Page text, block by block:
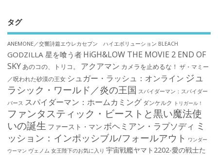
タグ
ANEMONE／交響詩篇エウレカセブン ハイエボリューション BLEACH
GODZILLA 星を喰う者 HiGH&LOW THE MOVIE 2 END OF
SKYあのコの、トリコ。 アクアマン カメラを止めるな！ ザ・マミー
／呪われた砂漠の王女 シュガー・ラッシュ：オンライン ジュ
ラシック・ワールド／炎の王国 スパイダーマン：スパイダー
バース スパイダーマン：ホームカミング ダンケルク トリガール！
ファンタスティック・ビーストと黒い魔法使
いの誕生 ファースト・マン ボヘミアン・ラプソディ ミ
ッション：インポッシブル/フォールアウト ワンダー
ウーマン ヴェノム 女王陛下のお気に入り 宇宙戦艦ヤマト2202-愛の戦士た